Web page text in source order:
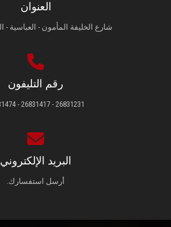
العنوان
شارع الخليفة المأمون - العباسية -
رقم التليفون
26831231 - 26831417 - 26831474
البريد الإلكتروني
أرسل استفسارك.